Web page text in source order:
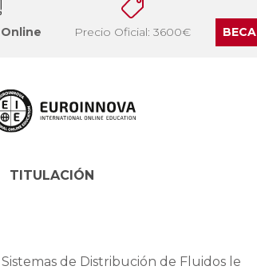
Online Precio Oficial: 3600€ BECA
de Distribución de Fluidos le
TITULACIÓN